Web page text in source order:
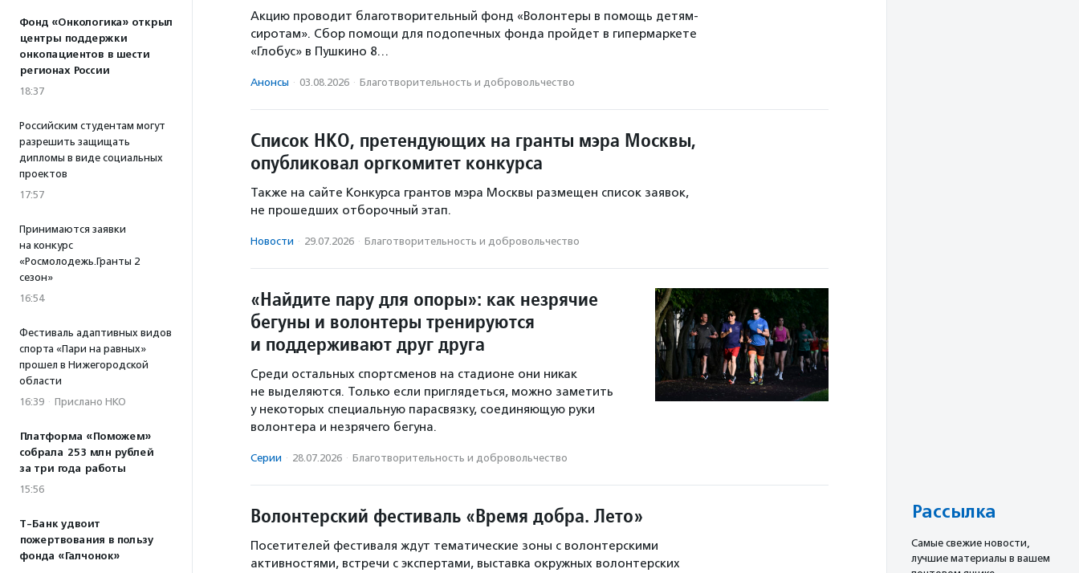
Фонд «Онкологика» открыл
центры поддержки
онкопациентов в шести
регионах России
18:37
Российским студентам могут
разрешить защищать
дипломы в виде социальных
проектов
17:57
Принимаются заявки
на конкурс
«Росмолодежь.Гранты 2
сезон»
16:54
Фестиваль адаптивных видов
спорта «Пари на равных»
прошел в Нижегородской
области
16:39 · Прислано НКО
Платформа «Поможем»
собрала 253 млн рублей
за три года работы
15:56
Т-Банк удвоит
пожертвования в пользу
фонда «Галчонок»
Акцию проводит благотворительный фонд «Волонтеры в помощь детям-
сиротам». Сбор помощи для подопечных фонда пройдет в гипермаркете
«Глобус» в Пушкино 8…
Анонсы · 03.08.2026 · Благотвори­тель­ность и доброволь­чест­во
Список НКО, претендующих на гранты мэра Москвы,
опубликовал оргкомитет конкурса
Также на сайте Конкурса грантов мэра Москвы размещен список заявок,
не прошедших отборочный этап.
Новости · 29.07.2026 · Благотвори­тель­ность и доброволь­чест­во
«Найдите пару для опоры»: как незрячие
бегуны и волонтеры тренируются
и поддерживают друг друга
Среди остальных спортсменов на стадионе они никак
не выделяются. Только если приглядеться, можно заметить
у некоторых специальную парасвязку, соединяющую руки
волонтера и незрячего бегуна.
Серии · 28.07.2026 · Благотвори­тель­ность и доброволь­чест­во
Волонтерский фестиваль «Время добра. Лето»
Посетителей фестиваля ждут тематические зоны с волонтерскими
активностями, встречи с экспертами, выставка окружных волонтерских
Рассылка
Cамые свежие новости,
лучшие материалы в вашем